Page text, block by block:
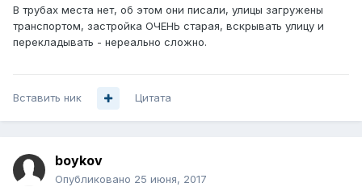
В трубах места нет, об этом они писали, улицы загружены
транспортом, застройка ОЧЕНЬ старая, вскрывать улицу и
перекладывать - нереально сложно.
Вставить ник Цитата
boykov
Опубликовано 25 июня, 2017